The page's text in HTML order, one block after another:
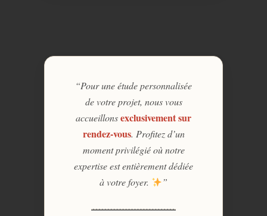
“Pour une étude personnalisée
de votre projet, nous vous
accueillonsexclusivement sur
rendez-vous. Profitez d’un
moment privilégié où notre
expertise est entièrement dédiée
à votre foyer.
”